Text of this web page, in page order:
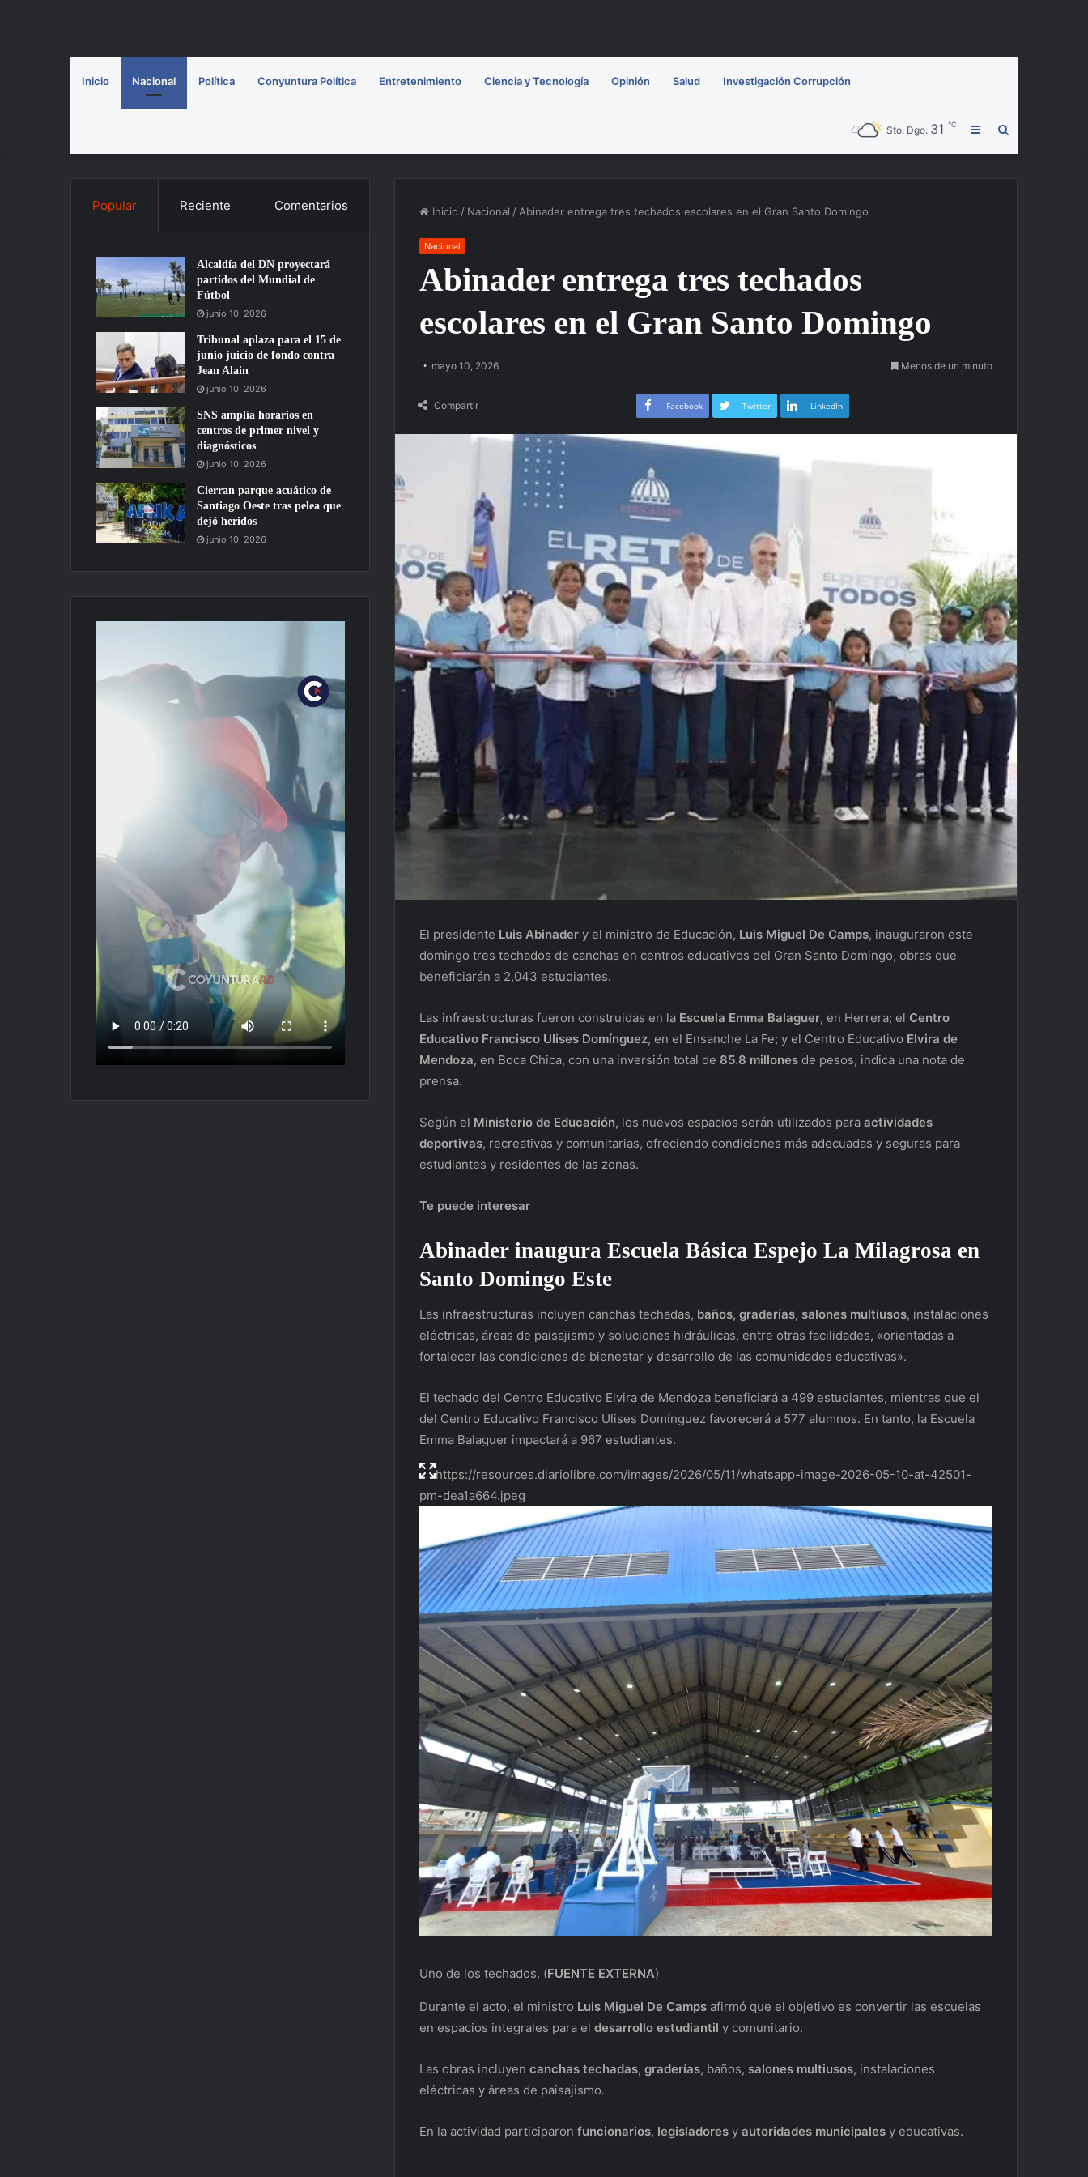
Inicio Nacional Política Conyuntura Política Entretenimiento Ciencia y Tecnología Opinión Salud Investigación Corrupción
Barra
Sto. Dgo. 31 ℃
Inicio / Nacional /Abinader entrega tres techados escolares en el Gran Santo Domingo
Nacional
Abinader entrega tres techados
escolares en el Gran Santo Domingo
mayo 10, 2026 Menos de un minuto
Compartir Facebook Twitter LinkedIn
El presidente Luis Abinader y el ministro de Educación, Luis Miguel De Camps, inauguraron este
domingo tres techados de canchas en centros educativos del Gran Santo Domingo, obras que
beneficiarán a 2,043 estudiantes.
Las infraestructuras fueron construidas en la Escuela Emma Balaguer, en Herrera; el Centro
Educativo Francisco Ulises Domínguez, en el Ensanche La Fe; y el Centro Educativo Elvira de
Mendoza, en Boca Chica, con una inversión total de 85.8 millones de pesos, indica una nota de
prensa.
Según el Ministerio de Educación, los nuevos espacios serán utilizados para actividades
deportivas, recreativas y comunitarias, ofreciendo condiciones más adecuadas y seguras para
estudiantes y residentes de las zonas.
Te puede interesar
Abinader inaugura Escuela Básica Espejo La Milagrosa en
Santo Domingo Este
Las infraestructuras incluyen canchas techadas, baños, graderías, salones multiusos, instalaciones
eléctricas, áreas de paisajismo y soluciones hidráulicas, entre otras facilidades, «orientadas a
fortalecer las condiciones de bienestar y desarrollo de las comunidades educativas».
El techado del Centro Educativo Elvira de Mendoza beneficiará a 499 estudiantes, mientras que el
del Centro Educativo Francisco Ulises Domínguez favorecerá a 577 alumnos. En tanto, la Escuela
Emma Balaguer impactará a 967 estudiantes.
https://resources.diariolibre.com/images/2026/05/11/whatsapp-image-2026-05-10-at-42501-
pm-dea1a664.jpeg
Uno de los techados. (FUENTE EXTERNA)
Durante el acto, el ministro Luis Miguel De Camps afirmó que el objetivo es convertir las escuelas
en espacios integrales para el desarrollo estudiantil y comunitario.
Las obras incluyen canchas techadas, graderías, baños, salones multiusos, instalaciones
eléctricas y áreas de paisajismo.
En la actividad participaron funcionarios, legisladores y autoridades municipales y educativas.
Popular Reciente Comentarios
Alcaldía del DN proyectará
partidos del Mundial de
Fútbol
junio 10, 2026
Tribunal aplaza para el 15 de
junio juicio de fondo contra
Jean Alain
junio 10, 2026
SNS amplía horarios en
centros de primer nivel y
diagnósticos
junio 10, 2026
Cierran parque acuático de
Santiago Oeste tras pelea que
dejó heridos
junio 10, 2026